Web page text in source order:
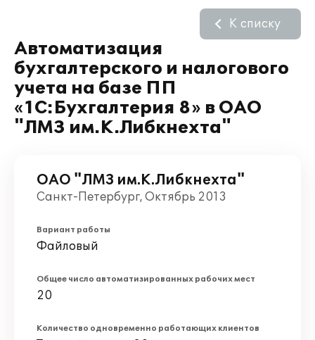
Автоматизация
бухгалтерского и налогового
учета на базе ПП
«1С:Бухгалтерия 8» в ОАО
"ЛМЗ им.К.Либкнехта"
К списку
ОАО "ЛМЗ им.К.Либкнехта"
Санкт-Петербург, Октябрь 2013
Вариант работы
Файловый
Общее число автоматизированных рабочих мест
20
Количество одновременно работающих клиентов